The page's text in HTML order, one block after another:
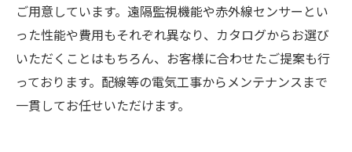
ご用意しています。遠隔監視機能や赤外線センサーとい
った性能や費用もそれぞれ異なり、カタログからお選び
いただくことはもちろん、お客様に合わせたご提案も行
っております。配線等の電気工事からメンテナンスまで
一貫してお任せいただけます。